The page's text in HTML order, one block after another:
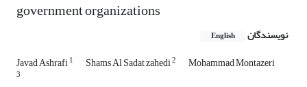
government organizations
نویسندگان English
Javad Ashrafi1 Shams Al Sadat zahedi2 Mohammad Montazeri
3